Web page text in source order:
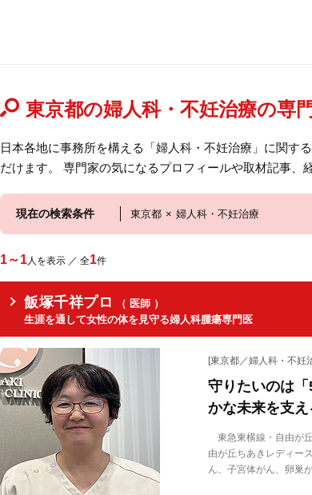
東京都の婦人科・不妊治療の専
日本各地に事務所を構える「婦人科・不妊治療」に関す
だけます。 専門家の気になるプロフィールや取材記事、
現在の検索条件 東京都 × 婦人科・不妊治療
1～1人を表示 ／ 全1件
飯塚千祥プロ
（ 医師 ）
生涯を通して女性の体を見守る婦人科腫瘍専門医
[東京都／婦人科・不妊
守りたいのは
かな未来を支
東急東横線・自由が
由が丘ちあきレディー
ん、子宮体がん、卵巣